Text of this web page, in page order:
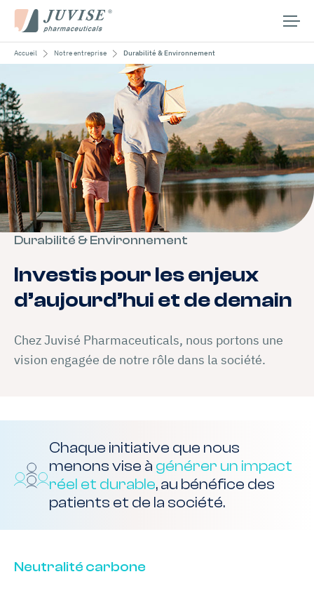
Notre entreprise
Nos aires thérapeutiques
Nos médicaments
Médias
Carrières
Contact
Rechercher :
Accueil Notre entreprise Durabilité & Environnement
Durabilité & Environnement
Investis pour les enjeux
d’aujourd’hui et de demain
Chez Juvisé Pharmaceuticals, nous portons une
vision engagée de notre rôle dans la société.
Chaque initiative que nous
menons vise à générer un impact
réel et durable, au bénéfice des
patients et de la société.
Neutralité carbone